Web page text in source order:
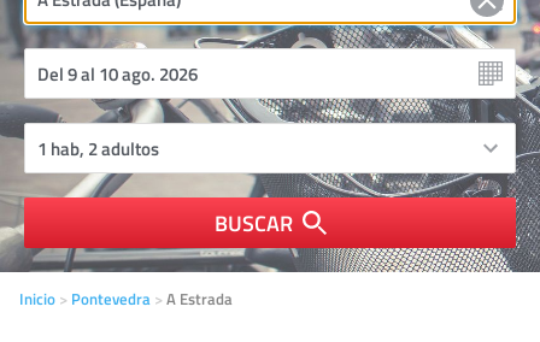
BUSCAR
Inicio Pontevedra A Estrada